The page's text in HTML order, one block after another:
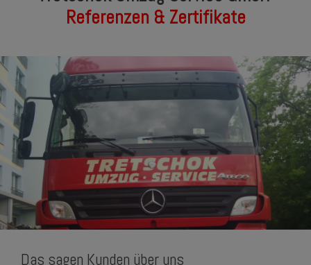
Referenzen & Zertifikate
Das sagen Kunden über uns